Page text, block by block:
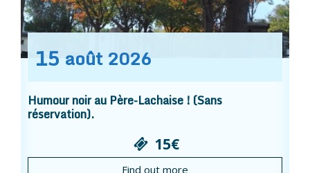
15 août 2026
Humour noir au Père-Lachaise ! (Sans
réservation).
15€
Find out more